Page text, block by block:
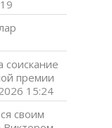
соискание
премии
15:24
своим